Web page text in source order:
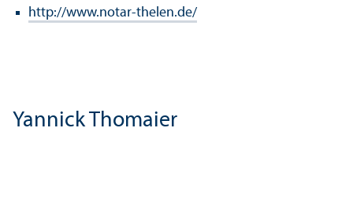
http://www.notar-thelen.de/
Yannick Thomaier